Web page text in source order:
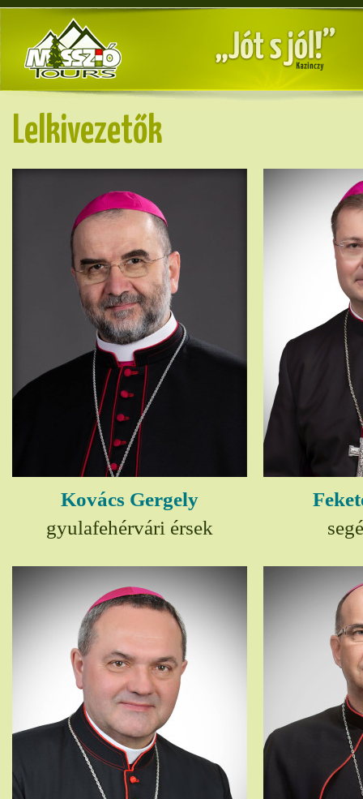
Lelkivezetők
Kovács Gergely
gyulafehérvári érsek